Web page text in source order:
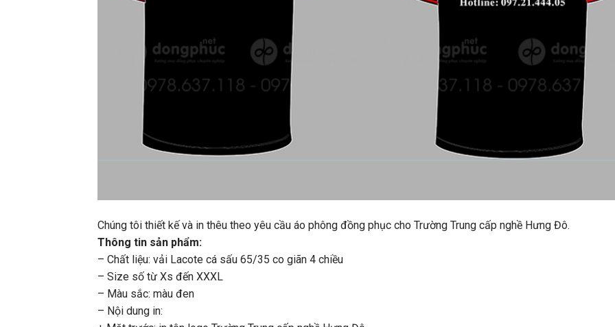
Chúng tôi thiết kế và in thêu theo yêu cầu áo phông đồng phục cho Trường Trung cấp nghề Hưng Đô.
Thông tin sản phẩm:
– Chất liệu: vải Lacote cá sấu 65/35 co giãn 4 chiều
– Size số từ Xs đến XXXL
– Màu sắc: màu đen
– Nội dung in: